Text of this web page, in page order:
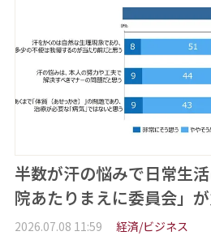
半数が汗の悩みで日常生
院あたりまえに委員会」
2026.07.08 11:59 経済/ビジネス